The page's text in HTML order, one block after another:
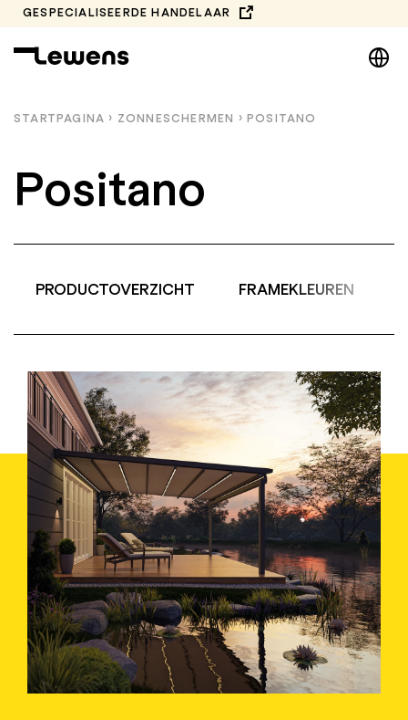
Spring
naar
de
inhoud
GESPECIALISEERDE HANDELAAR
DE
STARTPAGINA › ZONNESCHERMEN › POSITANO
Positano
PRODUCTOVERZICHT FRAMEKLEUREN